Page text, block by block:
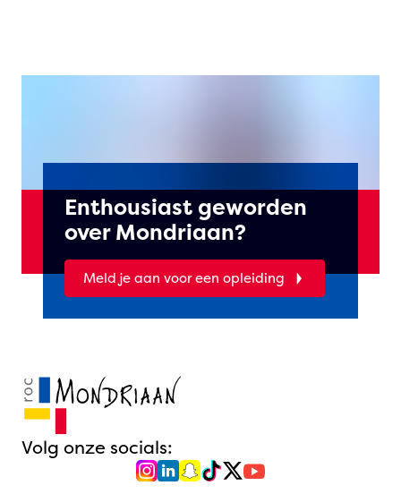
Enthousiast geworden
over Mondriaan?
Meld je aan voor een opleiding
Volg onze socials: